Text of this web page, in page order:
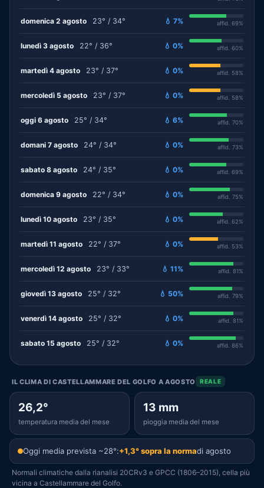
domenica 2 agosto 23° / 34° 💧 7% affid. 69%
lunedì 3 agosto 22° / 36° 💧 0% affid. 60%
martedì 4 agosto 23° / 37° 💧 0% affid. 58%
mercoledì 5 agosto 23° / 37° 💧 0% affid. 58%
oggi 6 agosto 25° / 34° 💧 6% affid. 70%
domani 7 agosto 24° / 34° 💧 0% affid. 73%
sabato 8 agosto 24° / 35° 💧 0% affid. 69%
domenica 9 agosto 22° / 34° 💧 0% affid. 75%
lunedì 10 agosto 23° / 35° 💧 0% affid. 62%
martedì 11 agosto 22° / 37° 💧 0% affid. 53%
mercoledì 12 agosto 23° / 33° 💧 11% affid. 81%
giovedì 13 agosto 25° / 32° 💧 50% affid. 79%
venerdì 14 agosto 25° / 32° 💧 0% affid. 81%
sabato 15 agosto 25° / 32° 💧 0% affid. 86%
IL CLIMA DI CASTELLAMMARE DEL GOLFO A AGOSTO REALE
26,2°
temperatura media del mese
13 mm
pioggia media del mese
Oggi media prevista ~28°:+1,3° sopra la normadi agosto
Normali climatiche dalla rianalisi 20CRv3 e GPCC (1806–2015), cella più
vicina a Castellammare del Golfo.